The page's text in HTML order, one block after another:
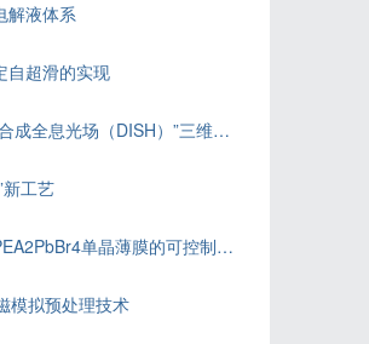
解液体系
自超滑的实现
“数字非相干合成全息光场（DISH）”三维打印技术
新工艺
二维钙钛矿PEA2PbBr4单晶薄膜的可控制备策略
模拟预处理技术